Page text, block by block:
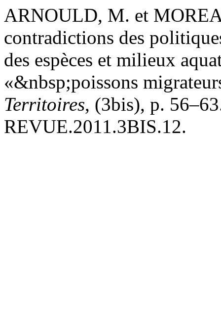
ARNOULD, M. et
contradictions des
des espèces et milieux
«&nbsp;poissons
Territoires, (3bis), p.
REVUE.2011.3BIS.12.